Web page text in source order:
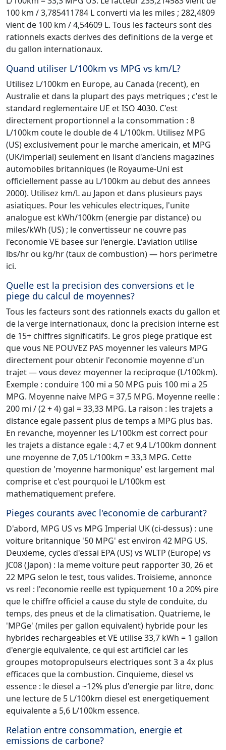
100 km / 3,785411784 L converti via les miles ; 282,4809
vient de 100 km / 4,54609 L. Tous les facteurs sont des
rationnels exacts derives des definitions de la verge et
du gallon internationaux.
Quand utiliser L/100km vs MPG vs km/L?
Utilisez L/100km en Europe, au Canada (recent), en
Australie et dans la plupart des pays metriques ; c'est le
standard reglementaire UE et ISO 4030. C'est
directement proportionnel a la consommation : 8
L/100km coute le double de 4 L/100km. Utilisez MPG
(US) exclusivement pour le marche americain, et MPG
(UK/imperial) seulement en lisant d'anciens magazines
automobiles britanniques (le Royaume-Uni est
officiellement passe au L/100km au debut des annees
2000). Utilisez km/L au Japon et dans plusieurs pays
asiatiques. Pour les vehicules electriques, l'unite
analogue est kWh/100km (energie par distance) ou
miles/kWh (US) ; le convertisseur ne couvre pas
l'economie VE basee sur l'energie. L'aviation utilise
lbs/hr ou kg/hr (taux de combustion) — hors perimetre
ici.
Quelle est la precision des conversions et le
piege du calcul de moyennes?
Tous les facteurs sont des rationnels exacts du gallon et
de la verge internationaux, donc la precision interne est
de 15+ chiffres significatifs. Le gros piege pratique est
que vous NE POUVEZ PAS moyenner les valeurs MPG
directement pour obtenir l'economie moyenne d'un
trajet — vous devez moyenner la reciproque (L/100km).
Exemple : conduire 100 mi a 50 MPG puis 100 mi a 25
MPG. Moyenne naive MPG = 37,5 MPG. Moyenne reelle :
200 mi / (2 + 4) gal = 33,33 MPG. La raison : les trajets a
distance egale passent plus de temps a MPG plus bas.
En revanche, moyenner les L/100km est correct pour
les trajets a distance egale : 4,7 et 9,4 L/100km donnent
une moyenne de 7,05 L/100km = 33,3 MPG. Cette
question de 'moyenne harmonique' est largement mal
comprise et c'est pourquoi le L/100km est
mathematiquement prefere.
Pieges courants avec l'economie de carburant?
D'abord, MPG US vs MPG Imperial UK (ci-dessus) : une
voiture britannique '50 MPG' est environ 42 MPG US.
Deuxieme, cycles d'essai EPA (US) vs WLTP (Europe) vs
JC08 (Japon) : la meme voiture peut rapporter 30, 26 et
22 MPG selon le test, tous valides. Troisieme, annonce
vs reel : l'economie reelle est typiquement 10 a 20% pire
que le chiffre officiel a cause du style de conduite, du
temps, des pneus et de la climatisation. Quatrieme, le
'MPGe' (miles per gallon equivalent) hybride pour les
hybrides rechargeables et VE utilise 33,7 kWh = 1 gallon
d'energie equivalente, ce qui est artificiel car les
groupes motopropulseurs electriques sont 3 a 4x plus
efficaces que la combustion. Cinquieme, diesel vs
essence : le diesel a ~12% plus d'energie par litre, donc
une lecture de 5 L/100km diesel est energetiquement
equivalente a 5,6 L/100km essence.
Relation entre consommation, energie et
emissions de carbone?